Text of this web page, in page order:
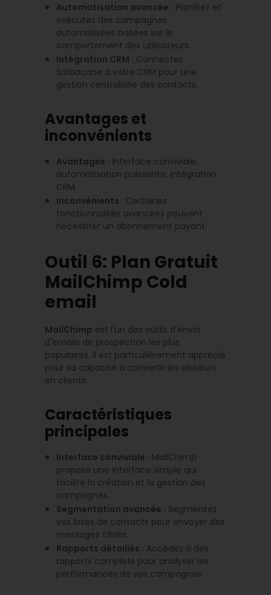
Automatisation avancée : Planifiez et
exécutez des campagnes
automatisées basées sur le
comportement des utilisateurs.
Intégration CRM : Connectez
Sarbacane à votre CRM pour une
gestion centralisée des contacts.
Avantages et
inconvénients
Avantages : Interface conviviale,
automatisation puissante, intégration
CRM.
Inconvénients : Certaines
fonctionnalités avancées peuvent
nécessiter un abonnement payant.
Outil 6: Plan Gratuit
MailChimp Cold
email
MailChimp est l'un des outils d'envoi
d'emails de prospection les plus
populaires. Il est particulièrement apprécié
pour sa capacité à convertir les visiteurs
en clients.
Caractéristiques
principales
Interface conviviale : MailChimp
propose une interface simple qui
facilite la création et la gestion des
campagnes.
Segmentation avancée : Segmentez
vos listes de contacts pour envoyer des
messages ciblés.
Rapports détaillés : Accédez à des
rapports complets pour analyser les
performances de vos campagnes.